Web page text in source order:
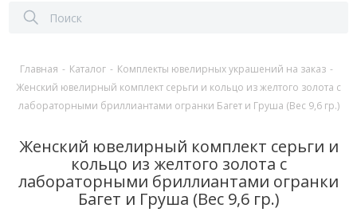
Главная - Каталог - Комплекты ювелирных украшений на заказ -
Женский ювелирный комплект серьги и кольцо из желтого золота с
лабораторными бриллиантами огранки Багет и Груша (Вес 9,6 гр.)
Женский ювелирный комплект серьги и
кольцо из желтого золота с
лабораторными бриллиантами огранки
Багет и Груша (Вес 9,6 гр.)